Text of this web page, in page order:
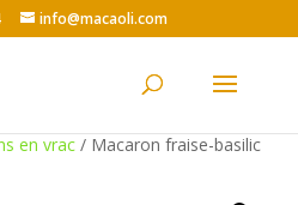
info@macaoli.com
en vrac / Macaron fraise-basilic